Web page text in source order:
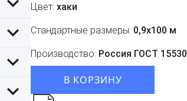
Цвет: хаки
Стандартные размеры: 0,9х100 м
Производство: Россия ГОСТ
В КОРЗИНУ